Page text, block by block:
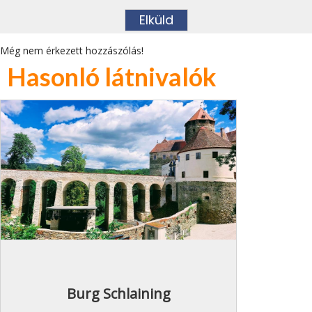
Még nem érkezett hozzászólás!
Hasonló látnivalók
Burg Schlaining